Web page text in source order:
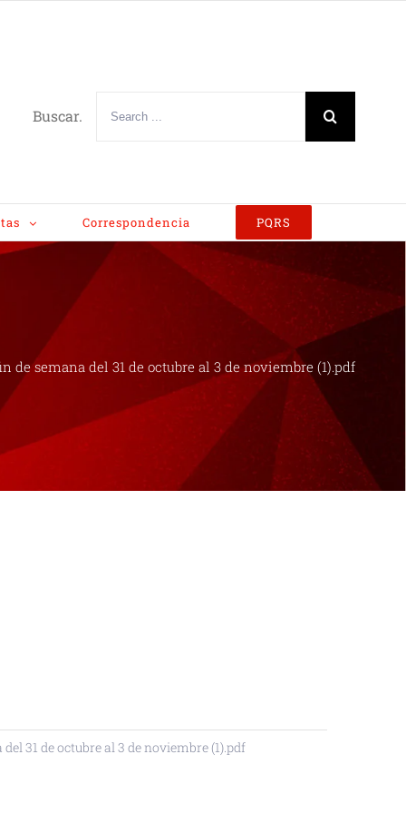
Buscar.
Correspondencia PQRS
de semana del 31 de octubre al 3 de noviembre (1).pdf
31 de octubre al 3 de noviembre (1).pdf